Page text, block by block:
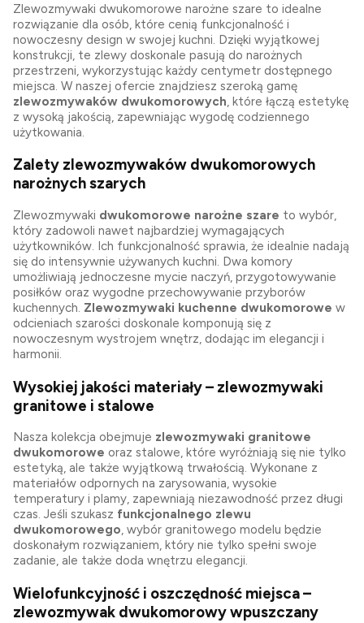
Zlewozmywaki dwukomorowe narożne szare to idealne
rozwiązanie dla osób, które cenią funkcjonalność i
nowoczesny design w swojej kuchni. Dzięki wyjątkowej
konstrukcji, te zlewy doskonale pasują do narożnych
przestrzeni, wykorzystując każdy centymetr dostępnego
miejsca. W naszej ofercie znajdziesz szeroką gamę
zlewozmywaków dwukomorowych , które łączą estetykę
z wysoką jakością, zapewniając wygodę codziennego
użytkowania.
Zalety zlewozmywaków dwukomorowych
narożnych szarych
Zlewozmywaki dwukomorowe narożne szare to wybór,
który zadowoli nawet najbardziej wymagających
użytkowników. Ich funkcjonalność sprawia, że idealnie nadają
się do intensywnie używanych kuchni. Dwa komory
umożliwiają jednoczesne mycie naczyń, przygotowywanie
posiłków oraz wygodne przechowywanie przyborów
kuchennych. Zlewozmywaki kuchenne dwukomorowe w
odcieniach szarości doskonale komponują się z
nowoczesnym wystrojem wnętrz, dodając im elegancji i
harmonii.
Wysokiej jakości materiały – zlewozmywaki
granitowe i stalowe
Nasza kolekcja obejmuje zlewozmywaki granitowe
dwukomorowe oraz stalowe, które wyróżniają się nie tylko
estetyką, ale także wyjątkową trwałością. Wykonane z
materiałów odpornych na zarysowania, wysokie
temperatury i plamy, zapewniają niezawodność przez długi
czas. Jeśli szukasz funkcjonalnego zlewu
dwukomorowego, wybór granitowego modelu będzie
doskonałym rozwiązaniem, który nie tylko spełni swoje
zadanie, ale także doda wnętrzu elegancji.
Wielofunkcyjność i oszczędność miejsca –
zlewozmywak dwukomorowy wpuszczany